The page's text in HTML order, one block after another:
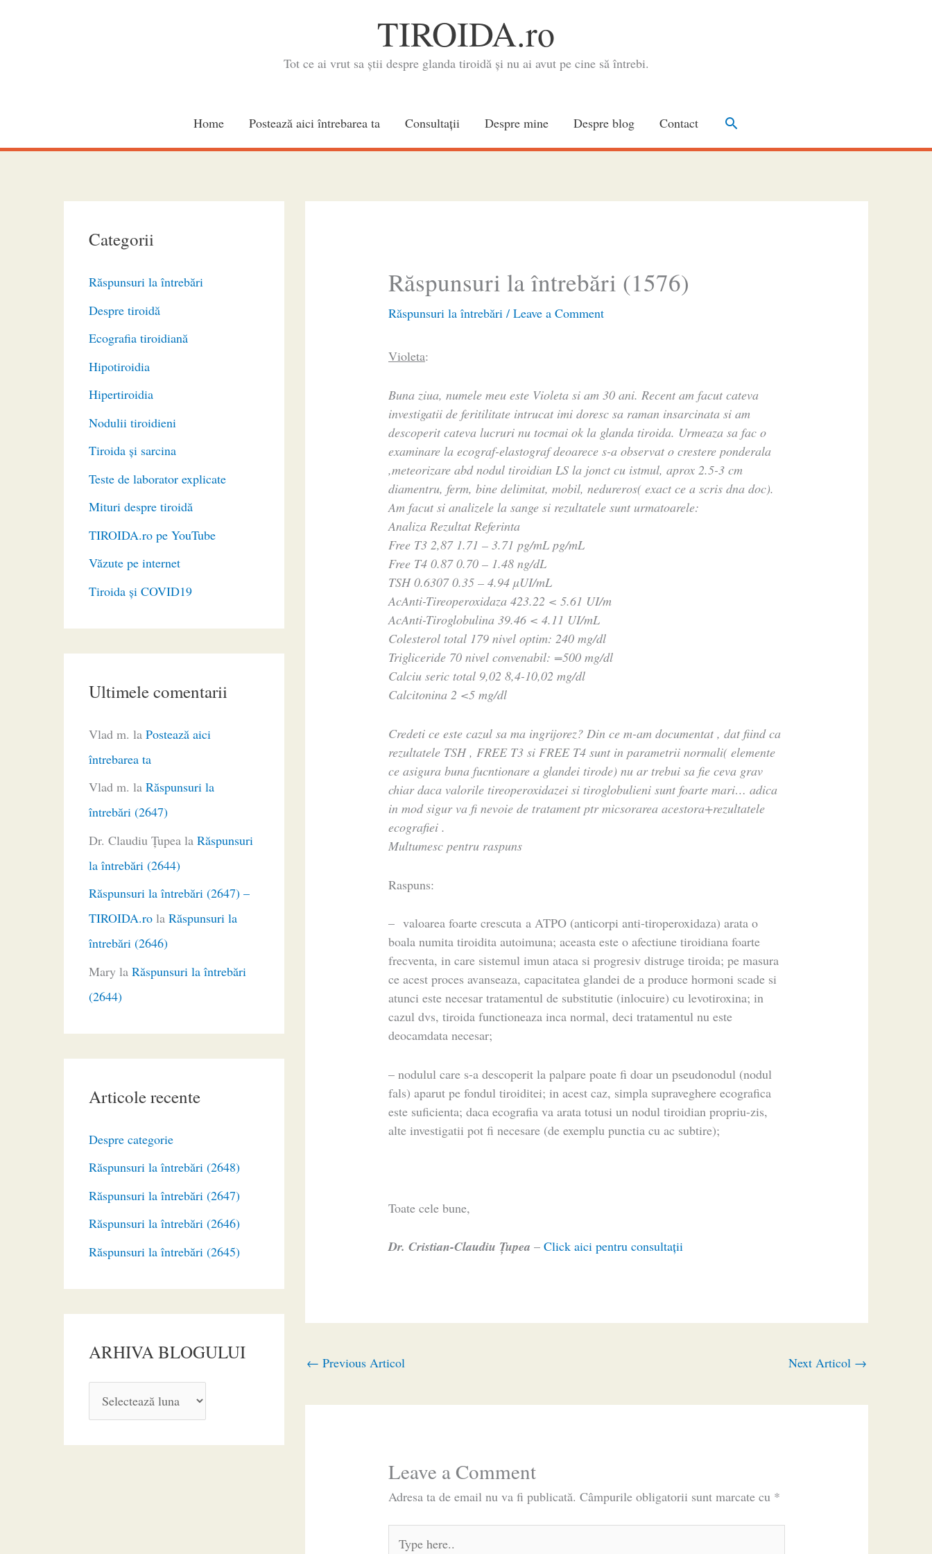
TIROIDA.ro
Tot ce ai vrut sa știi despre glanda tiroidă și nu ai avut pe cine să întrebi.
Home Postează aici întrebarea ta Consultaţii Despre mine Despre blog Contact Search
Categorii
Răspunsuri la întrebări
Despre tiroidă
Ecografia tiroidiană
Hipotiroidia
Hipertiroidia
Nodulii tiroidieni
Tiroida și sarcina
Teste de laborator explicate
Mituri despre tiroidă
TIROIDA.ro pe YouTube
Văzute pe internet
Tiroida și COVID19
Ultimele comentarii
Vlad m. la Postează aici
întrebarea ta
Vlad m. la Răspunsuri la
întrebări (2647)
Dr. Claudiu Ţupea la Răspunsuri
la întrebări (2644)
Răspunsuri la întrebări (2647) –
TIROIDA.ro la Răspunsuri la
întrebări (2646)
Mary la Răspunsuri la întrebări
(2644)
Articole recente
Despre categorie
Răspunsuri la întrebări (2648)
Răspunsuri la întrebări (2647)
Răspunsuri la întrebări (2646)
Răspunsuri la întrebări (2645)
ARHIVA BLOGULUI
R
H
Răspunsuri la întrebări (1576)
Răspunsuri la întrebări /Leave a Comment
Violeta:
Buna ziua, numele meu este Violeta si am 30 ani. Recent am facut cateva
investigatii de feritilitate intrucat imi doresc sa raman insarcinata si am
descoperit cateva lucruri nu tocmai ok la glanda tiroida. Urmeaza sa fac o
examinare la ecograf-elastograf deoarece s-a observat o crestere ponderala
,meteorizare abd nodul tiroidian LS la jonct cu istmul, aprox 2.5-3 cm
diamentru, ferm, bine delimitat, mobil, nedureros( exact ce a scris dna doc).
Am facut si analizele la sange si rezultatele sunt urmatoarele:
Analiza Rezultat Referinta
Free T3 2,87 1.71 – 3.71 pg/mL pg/mL
Free T4 0.87 0.70 – 1.48 ng/dL
TSH 0.6307 0.35 – 4.94 µUI/mL
AcAnti-Tireoperoxidaza 423.22 < 5.61 UI/m
AcAnti-Tiroglobulina 39.46 < 4.11 UI/mL
Colesterol total 179 nivel optim: 240 mg/dl
Trigliceride 70 nivel convenabil: =500 mg/dl
Calciu seric total 9,02 8,4-10,02 mg/dl
Calcitonina 2 <5 mg/dl
Credeti ce este cazul sa ma ingrijorez? Din ce m-am documentat , dat fiind ca
rezultatele TSH , FREE T3 si FREE T4 sunt in parametrii normali( elemente
ce asigura buna fucntionare a glandei tirode) nu ar trebui sa fie ceva grav
chiar daca valorile tireoperoxidazei si tiroglobulieni sunt foarte mari… adica
in mod sigur va fi nevoie de tratament ptr micsorarea acestora+rezultatele
ecografiei .
Multumesc pentru raspuns
Raspuns:
– valoarea foarte crescuta a ATPO (anticorpi anti-tiroperoxidaza) arata o
boala numita tiroidita autoimuna; aceasta este o afectiune tiroidiana foarte
frecventa, in care sistemul imun ataca si progresiv distruge tiroida; pe masura
ce acest proces avanseaza, capacitatea glandei de a produce hormoni scade si
atunci este necesar tratamentul de substitutie (inlocuire) cu levotiroxina; in
cazul dvs, tiroida functioneaza inca normal, deci tratamentul nu este
deocamdata necesar;
– nodulul care s-a descoperit la palpare poate fi doar un pseudonodul (nodul
fals) aparut pe fondul tiroiditei; in acest caz, simpla supraveghere ecografica
este suficienta; daca ecografia va arata totusi un nodul tiroidian propriu-zis,
alte investigatii pot fi necesare (de exemplu punctia cu ac subtire);
Toate cele bune,
Dr. Cristian-Claudiu Ţupea –Click aici pentru consultaţii
← Previous Articol Next Articol →
Leave a Comment
Adresa ta de email nu va fi publicată. Câmpurile obligatorii sunt marcate cu *